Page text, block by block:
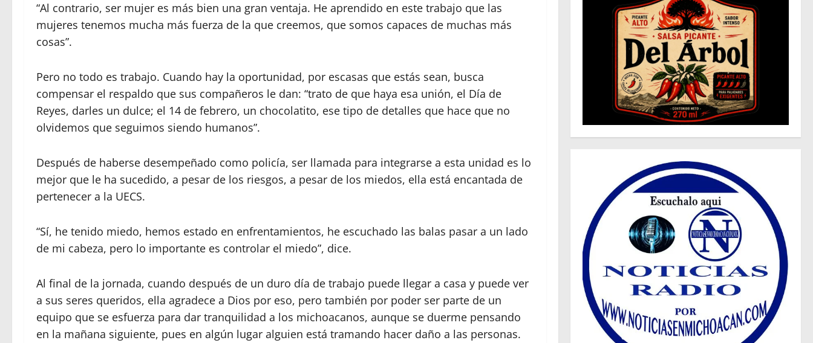
“Al contrario, ser mujer es más bien una gran ventaja. He aprendido en este trabajo que las
mujeres tenemos mucha más fuerza de la que creemos, que somos capaces de muchas más
cosas”.
Pero no todo es trabajo. Cuando hay la oportunidad, por escasas que estás sean, busca
compensar el respaldo que sus compañeros le dan: “trato de que haya esa unión, el Día de
Reyes, darles un dulce; el 14 de febrero, un chocolatito, ese tipo de detalles que hace que no
olvidemos que seguimos siendo humanos”.
Después de haberse desempeñado como policía, ser llamada para integrarse a esta unidad es lo
mejor que le ha sucedido, a pesar de los riesgos, a pesar de los miedos, ella está encantada de
pertenecer a la UECS.
“Sí, he tenido miedo, hemos estado en enfrentamientos, he escuchado las balas pasar a un lado
de mi cabeza, pero lo importante es controlar el miedo”, dice.
Al final de la jornada, cuando después de un duro día de trabajo puede llegar a casa y puede ver
a sus seres queridos, ella agradece a Dios por eso, pero también por poder ser parte de un
equipo que se esfuerza para dar tranquilidad a los michoacanos, aunque se duerme pensando
en la mañana siguiente, pues en algún lugar alguien está tramando hacer daño a las personas.